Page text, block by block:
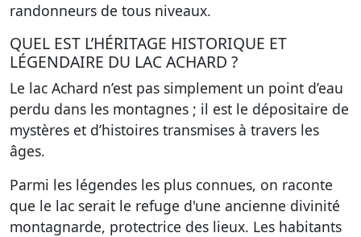
randonneurs de tous niveaux.
QUEL EST L’HÉRITAGE HISTORIQUE ET
LÉGENDAIRE DU LAC ACHARD ?
Le lac Achard n’est pas simplement un point d’eau
perdu dans les montagnes ; il est le dépositaire de
mystères et d’histoires transmises à travers les
âges.
Parmi les légendes les plus connues, on raconte
que le lac serait le refuge d'une ancienne divinité
montagnarde, protectrice des lieux. Les habitants